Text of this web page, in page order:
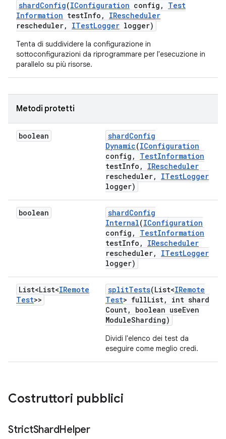
shardConfig(IConfiguration config ,
Test
Information testInfo ,
IRescheduler
rescheduler, ITestLogger logger)
Tenta di suddividere la configurazione in
sottoconfigurazioni da riprogrammare per l'esecuzione in
parallelo su più risorse.
Metodi protetti
boolean shardConfig
Dynamic(IConfiguration
config , TestInformation
testInfo ,
IRescheduler
rescheduler, ITestLogger
logger)
boolean shardConfig
Internal(IConfiguration
config , TestInformation
testInfo ,
IRescheduler
rescheduler, ITestLogger
logger)
List<List<IRemote
Test>>
splitTests(List<IRemote
Test> fullList,
int shard
Count, boolean useEven
ModuleSharding)
Dividi l'elenco dei test da
eseguire come meglio credi.
Costruttori pubblici
StrictShardHelper